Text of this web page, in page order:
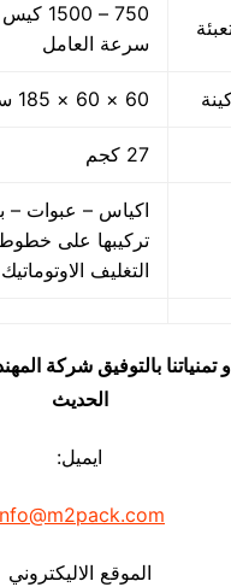
750 –
سرعة العامل
60 × 60 × 185 سم
27 كجم
اكياس – عبوات –
تركيبها على
التغليف الاوتوماتيك
و تمنياتنا بالتوفيق شركة
الحديث
ايميل:
الموقع الاليكتروني